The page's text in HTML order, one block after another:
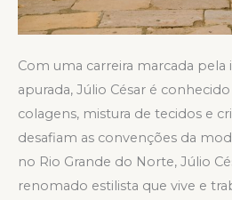
Com uma carreira marcada pela
apurada, Júlio César é
colagens, mistura de tecidos e
desafiam as convenções da
no Rio Grande do Norte, Júlio
renomado estilista que vive e